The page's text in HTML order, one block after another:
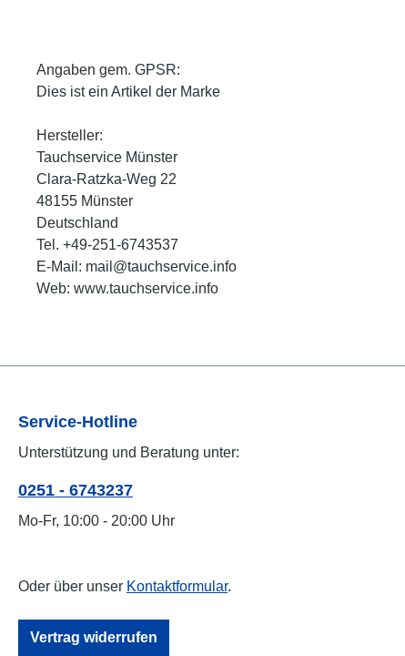
Angaben gem. GPSR:
Dies ist ein Artikel der Marke
Hersteller:
Tauchservice Münster
Clara-Ratzka-Weg 22
48155 Münster
Deutschland
Tel. +49-251-6743537
E-Mail: mail@tauchservice.info
Web: www.tauchservice.info
Service-Hotline
Unterstützung und Beratung unter:
0251 - 6743237
Mo-Fr, 10:00 - 20:00 Uhr
Oder über unser Kontaktformular.
Vertrag widerrufen